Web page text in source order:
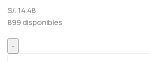
S/. 14.48
899 disponibles